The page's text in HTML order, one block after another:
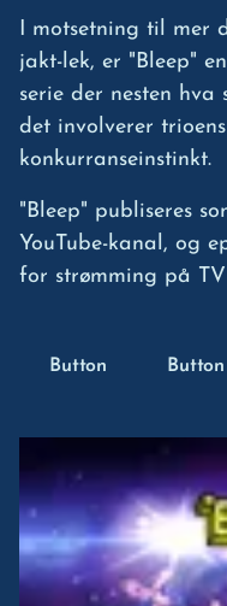
I motsetning til mer
jakt-lek, er "Bleep"
serie der nesten hva
det involverer
konkurranseinstinkt.
"Bleep" publiseres
YouTube-kanal, og
for strømming på
Button Button